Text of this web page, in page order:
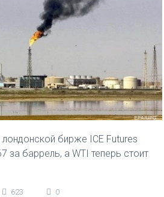
бирже ICE Futures
за баррель, а WTI теперь стоит
623 0